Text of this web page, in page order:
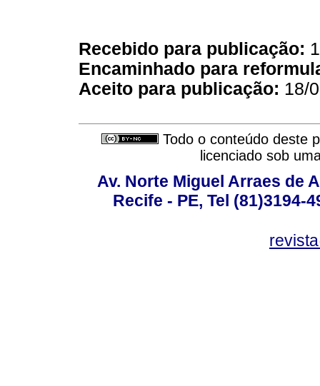
Recebido para publicação:
Encaminhado para
Aceito para publicação: 18/
Todo o conteúdo deste
licenciado sob
Av. Norte Miguel Arraes de
Recife - PE, Tel (81)3194-